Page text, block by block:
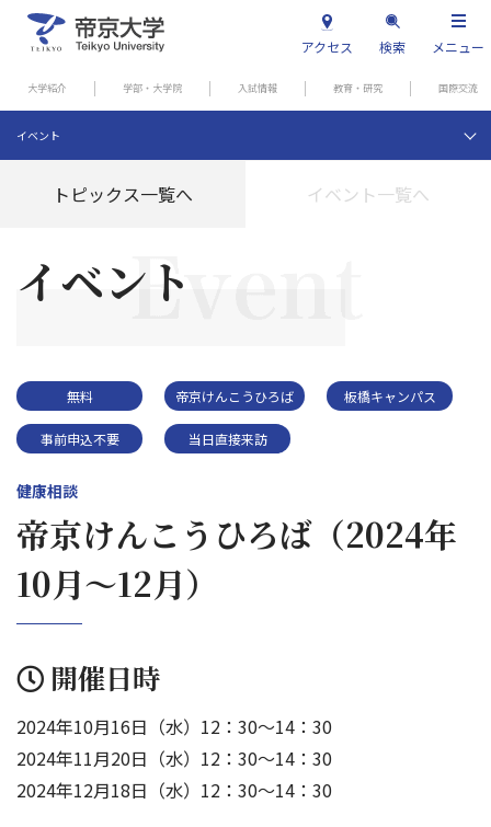
アクセス 検索 メニュー
大学紹介 学部・大学院 入試情報 教育・研究 国際交流
イベント
トピックス一覧へ イベント一覧へ
イベント
無料 帝京けんこうひろば 板橋キャンパス
事前申込不要 当日直接来訪
健康相談
帝京けんこうひろば（2024年
10月～12月）
開催日時
2024年10月16日（水）12：30～14：30
2024年11月20日（水）12：30～14：30
2024年12月18日（水）12：30～14：30